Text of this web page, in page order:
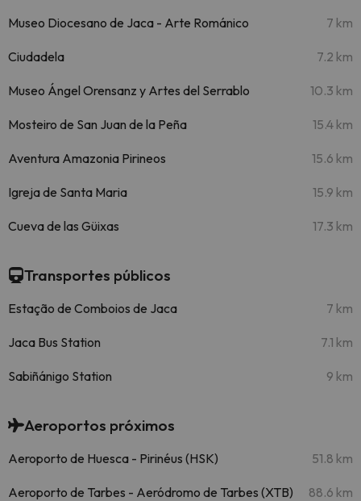
Museo Diocesano de Jaca - Arte Románico 7 km
Ciudadela 7.2 km
Museo Ángel Orensanz y Artes del Serrablo 10.3 km
Mosteiro de San Juan de la Peña 15.4 km
Aventura Amazonia Pirineos 15.6 km
Igreja de Santa Maria 15.9 km
Cueva de las Güixas 17.3 km
Transportes públicos
Estação de Comboios de Jaca 7 km
Jaca Bus Station 7.1 km
Sabiñánigo Station 9 km
Aeroportos próximos
Aeroporto de Huesca - Pirinéus (HSK) 51.8 km
Aeroporto de Tarbes - Aeródromo de Tarbes (XTB) 88.6 km